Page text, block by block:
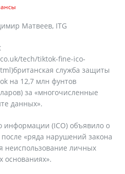
Матвеев, ITG
tech/tiktok-fine-ico-
служба защиты
на 12,7 млн фунтов
за «многочисленные
данных».
информации (ICO) объявило о
«ряда нарушений закона
неиспользование личных
основаниях».